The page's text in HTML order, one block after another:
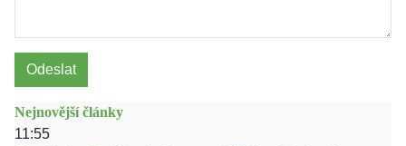
Odeslat
Nejnovější články
11:55